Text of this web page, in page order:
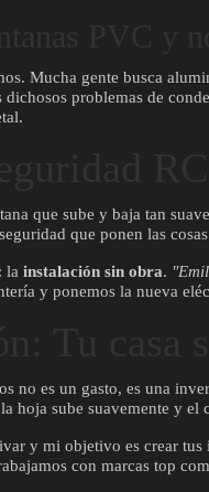
Mucha gente busca
problemas de
que sube y baja tan
que ponen las
lainstalación sin obra.
y ponemos la nueva
no es un gasto, es una
hoja sube suavemente y
y mi objetivo es crear tus
con marcas top